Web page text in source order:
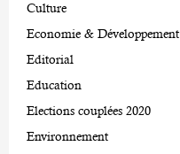
Culture
Economie & Développement
Editorial
Education
Elections couplées 2020
Environnement